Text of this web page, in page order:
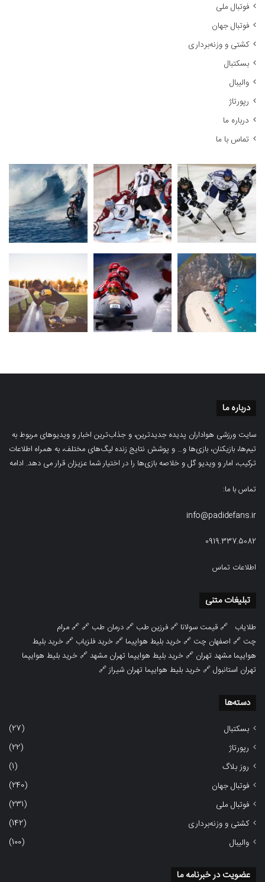
فوتبال ملی
فوتبال جهان
کشتی و وزنه‌برداری
بسکتبال
والیبال
رپورتاژ
درباره ما
تماس با ما
درباره ما
سایت ورزشی هواداران پدیده جدیدترین، و جذاب‌ترین اخبار و ویدیوهای مربوط به
تیم‌ها، بازیکنان، بازی‌ها و… و پوشش نتایج زنده لیگ‌های مختلف، به همراه اطلاعات
ترکیب، امار و ویدیو‌‌ گل‌ و خلاصه بازی‌ها را در اختیار شما عزیزان قرار می دهد. ادامه
تماس با ما:
info@padidefans.ir
0919.337.5082
اطلاعات تماس
تبلیغات متنی
طلایاب 🔗قیمت سولانا 🔗فرزین طب 🔗درمان طب 🔗 🔗مرام
چت 🔗 اصفهان چت 🔗خرید بلیط هواپیما 🔗خرید فلزیاب 🔗خرید بلیط
هوایپما مشهد تهران 🔗خرید بلیط هوایپما تهران مشهد🔗خرید بلیط هوایپما
تهران استانبول🔗خرید بلیط هوایپما تهران شیراز🔗
دسته‌ها
بسکتبال
(27)
رپورتاژ
(22)
روز بلاگ
(1)
فوتبال جهان
(240)
فوتبال ملی
(231)
کشتی و وزنه‌برداری
(142)
والیبال
(100)
عضویت در خبرنامه ما